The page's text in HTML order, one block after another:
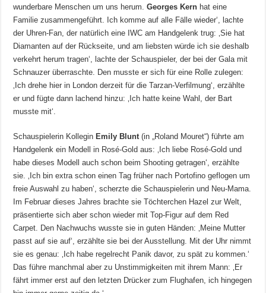
wunderbare Menschen um uns herum.Georges Kern hat eine
Familie zusammengeführt. Ich komme auf alle Fälle wieder‘, lachte
der Uhren-Fan, der natürlich eine IWC am Handgelenk trug: ‚Sie hat
Diamanten auf der Rückseite, und am liebsten würde ich sie deshalb
verkehrt herum tragen‘, lachte der Schauspieler, der bei der Gala mit
Schnauzer überraschte. Den musste er sich für eine Rolle zulegen:
‚Ich drehe hier in London derzeit für die Tarzan-Verfilmung‘, erzählte
er und fügte dann lachend hinzu: ‚Ich hatte keine Wahl, der Bart
musste mit‘.
Schauspielerin Kollegin Emily Blunt (in „Roland Mouret“) führte am
Handgelenk ein Modell in Rosé-Gold aus: ‚Ich liebe Rosé-Gold und
habe dieses Modell auch schon beim Shooting getragen‘, erzählte
sie. ‚Ich bin extra schon einen Tag früher nach Portofino geflogen um
freie Auswahl zu haben‘, scherzte die Schauspielerin und Neu-Mama.
Im Februar dieses Jahres brachte sie Töchterchen Hazel zur Welt,
präsentierte sich aber schon wieder mit Top-Figur auf dem Red
Carpet. Den Nachwuchs wusste sie in guten Händen: ‚Meine Mutter
passt auf sie auf‘, erzählte sie bei der Ausstellung. Mit der Uhr nimmt
sie es genau: ‚Ich habe regelrecht Panik davor, zu spät zu kommen.‘
Das führe manchmal aber zu Unstimmigkeiten mit ihrem Mann: ‚Er
fährt immer erst auf den letzten Drücker zum Flughafen, ich hingegen